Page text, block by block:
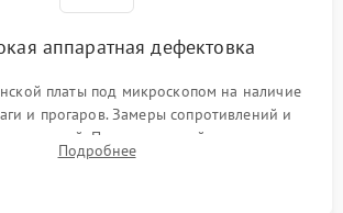
аппаратная дефектовка
платы под микроскопом на наличие
и прогаров. Замеры сопротивлений и
Проверка цепей питания,
процессора и видеочипа.
Подробнее